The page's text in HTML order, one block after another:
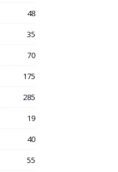
48
35
70
175
285
19
40
55